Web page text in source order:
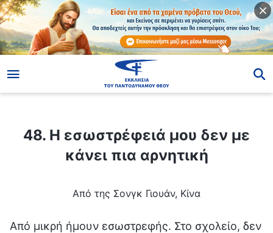
48. Η εσωστρέφειά μου δεν με κάνει πια αρνητική
48. Η εσωστρέφειά μου δεν με
κάνει πια αρνητική
Από της Σονγκ Γιουάν, Κίνα
Από μικρή ήμουν εσωστρεφής. Στο σχολείο, δεν